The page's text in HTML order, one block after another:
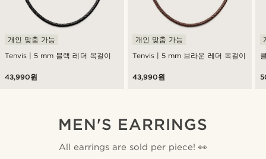
Tenvis | 5 mm 블랙 레더 목걸이
개인 맞춤 가능
43,990원
Tenvis | 5 mm 브라운 레더 목걸이
개인 맞춤 가능
43,990원
MEN'S EARRINGS
All earrings are sold per piece! 👀